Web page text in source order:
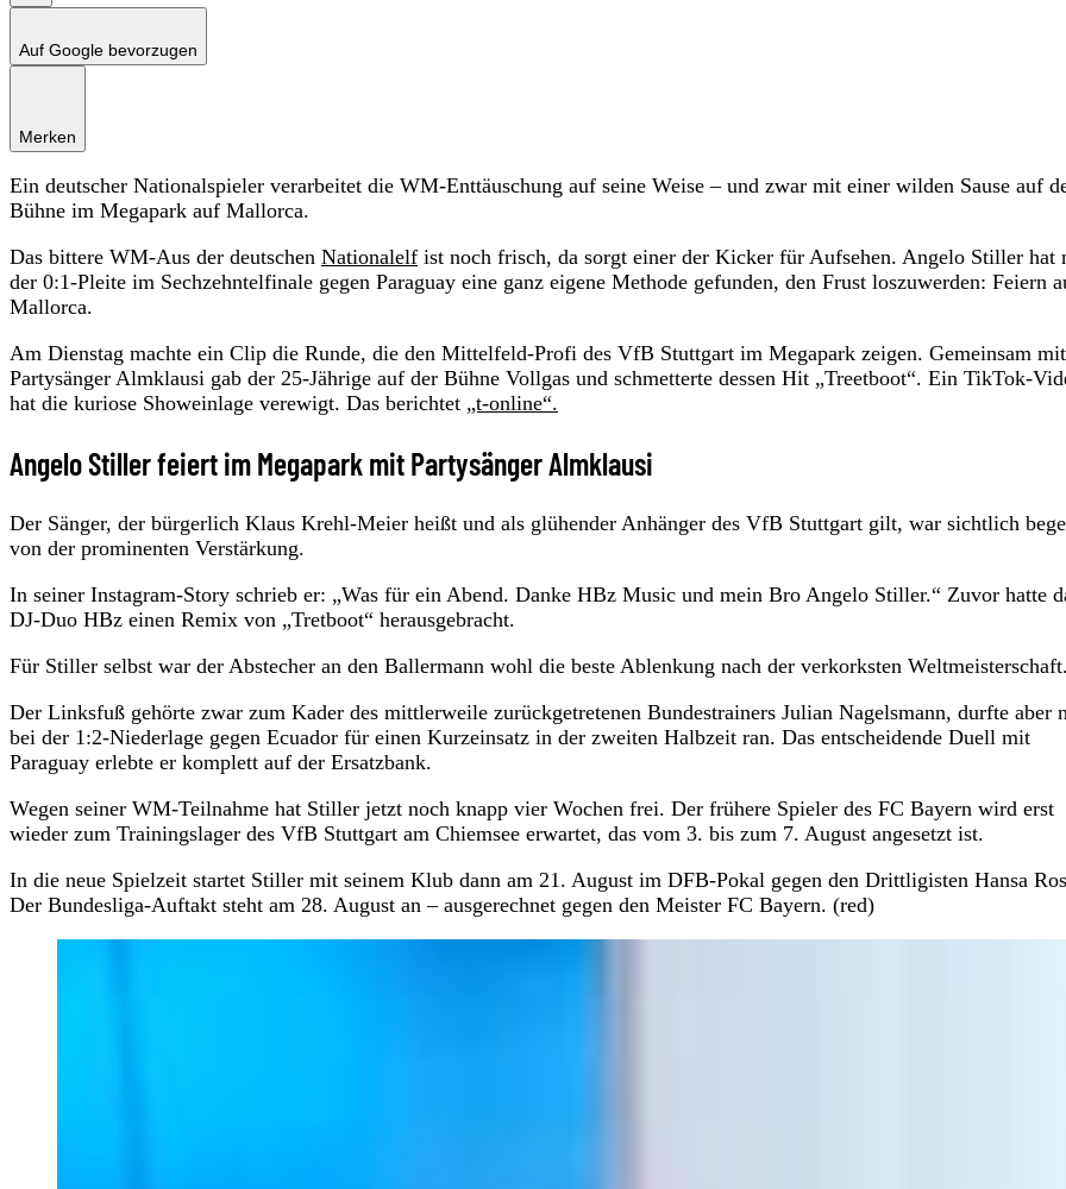
Auf Google bevorzugen
Merken
Ein deutscher Nationalspieler verarbeitet die WM-Enttäuschung auf seine Weise – und zwar mit einer wilden Sause auf
Bühne im Megapark auf Mallorca.
Das bittere WM-Aus der deutschen Nationalelf ist noch frisch, da sorgt einer der Kicker für Aufsehen. Angelo Stiller hat
der 0:1-Pleite im Sechzehntelfinale gegen Paraguay eine ganz eigene Methode gefunden, den Frust loszuwerden: Feiern
Mallorca.
Am Dienstag machte ein Clip die Runde, die den Mittelfeld-Profi des VfB Stuttgart im Megapark zeigen. Gemeinsam mit
Partysänger Almklausi gab der 25-Jährige auf der Bühne Vollgas und schmetterte dessen Hit „Treetboot“. Ein TikTok-
hat die kuriose Showeinlage verewigt. Das berichtet „t-online“.
Angelo Stiller feiert im Megapark mit Partysänger Almklausi
Der Sänger, der bürgerlich Klaus Krehl-Meier heißt und als glühender Anhänger des VfB Stuttgart gilt, war sichtlich
von der prominenten Verstärkung.
In seiner Instagram-Story schrieb er: „Was für ein Abend. Danke HBz Music und mein Bro Angelo Stiller.“ Zuvor hatte
DJ-Duo HBz einen Remix von „Tretboot“ herausgebracht.
Für Stiller selbst war der Abstecher an den Ballermann wohl die beste Ablenkung nach der verkorksten
Der Linksfuß gehörte zwar zum Kader des mittlerweile zurückgetretenen Bundestrainers Julian Nagelsmann, durfte aber
bei der 1:2-Niederlage gegen Ecuador für einen Kurzeinsatz in der zweiten Halbzeit ran. Das entscheidende Duell mit
Paraguay erlebte er komplett auf der Ersatzbank.
Wegen seiner WM-Teilnahme hat Stiller jetzt noch knapp vier Wochen frei. Der frühere Spieler des FC Bayern wird erst
wieder zum Trainingslager des VfB Stuttgart am Chiemsee erwartet, das vom 3. bis zum 7. August angesetzt ist.
In die neue Spielzeit startet Stiller mit seinem Klub dann am 21. August im DFB-Pokal gegen den Drittligisten Hansa
Der Bundesliga-Auftakt steht am 28. August an – ausgerechnet gegen den Meister FC Bayern. (red)